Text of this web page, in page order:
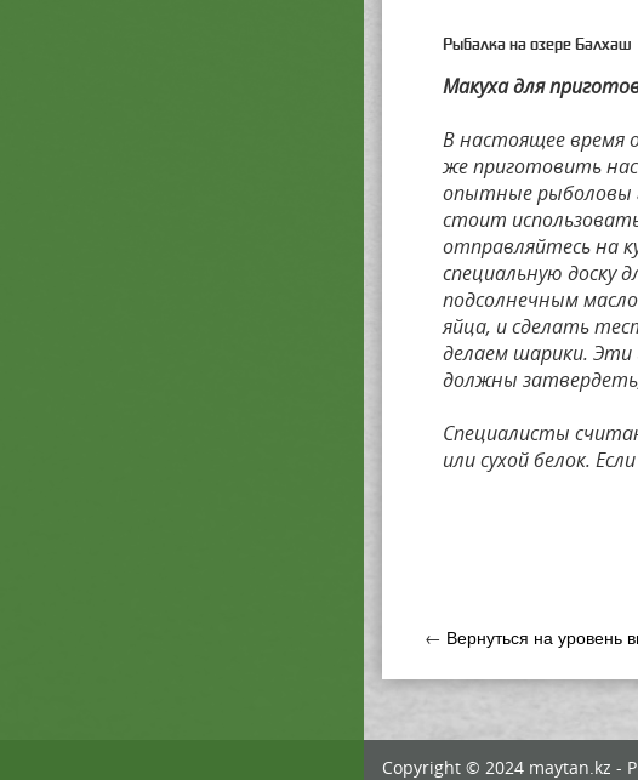
Рыбалка на озере Балхаш
Макуха для
В настоящее время
же приготовить
опытные рыболовы
стоит
отправляйтесь на
специальную доску
подсолнечным
яйца, и сделать
делаем шарики. Эти
должны
Специалисты
или сухой белок.
← Вернуться на уровень
Copyright © 2024 maytan.kz -